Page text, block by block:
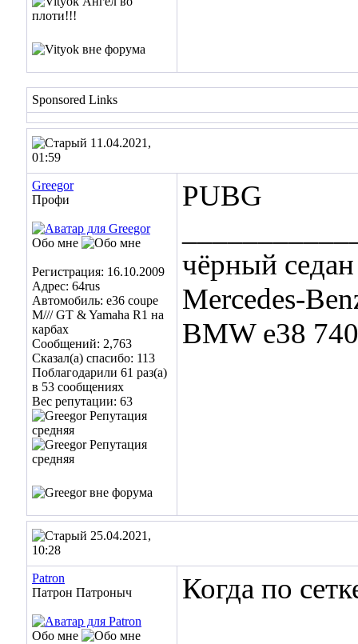
Sponsored Links
11.04.2021,
01:59
Greegor
Профи
Обо мне
Регистрация: 16.10.2009
Адрес: 64rus
Автомобиль: e36 coupe
M/// GT & Yamaha R1 на
карбах
Сообщений: 2,763
Сказал(а) спасибо: 113
Поблагодарили 61 раз(а)
в 53 сообщениях
Вес репутации: 63
PUBG
чёрный
Mercedes-
BMW e38
25.04.2021,
10:28
Patron
Патрон Патроныч
Обо мне
Когда по